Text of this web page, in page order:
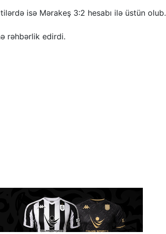
isə Mərakeş 3:2 hesabı ilə üstün olub.
rəhbərlik edirdi.